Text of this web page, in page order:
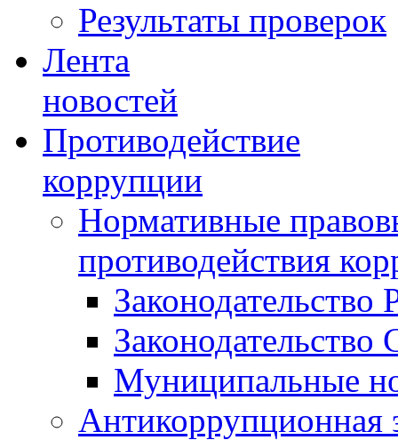
Результаты проверок
Лента
новостей
Противодействие
коррупции
Нормативные
противодействия
Законодательство
Муниципальные
Антикоррупционная